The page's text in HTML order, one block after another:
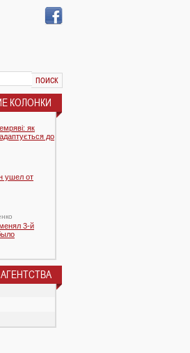
КОЛОНКИ
як
до
ушел от
3-й
АГЕНТСТВА